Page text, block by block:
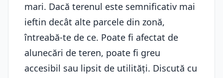
mari. Dacă terenul este semnificativ mai
ieftin decât alte parcele din zonă,
întreabă-te de ce. Poate fi afectat de
alunecări de teren, poate fi greu
accesibil sau lipsit de utilități. Discută cu